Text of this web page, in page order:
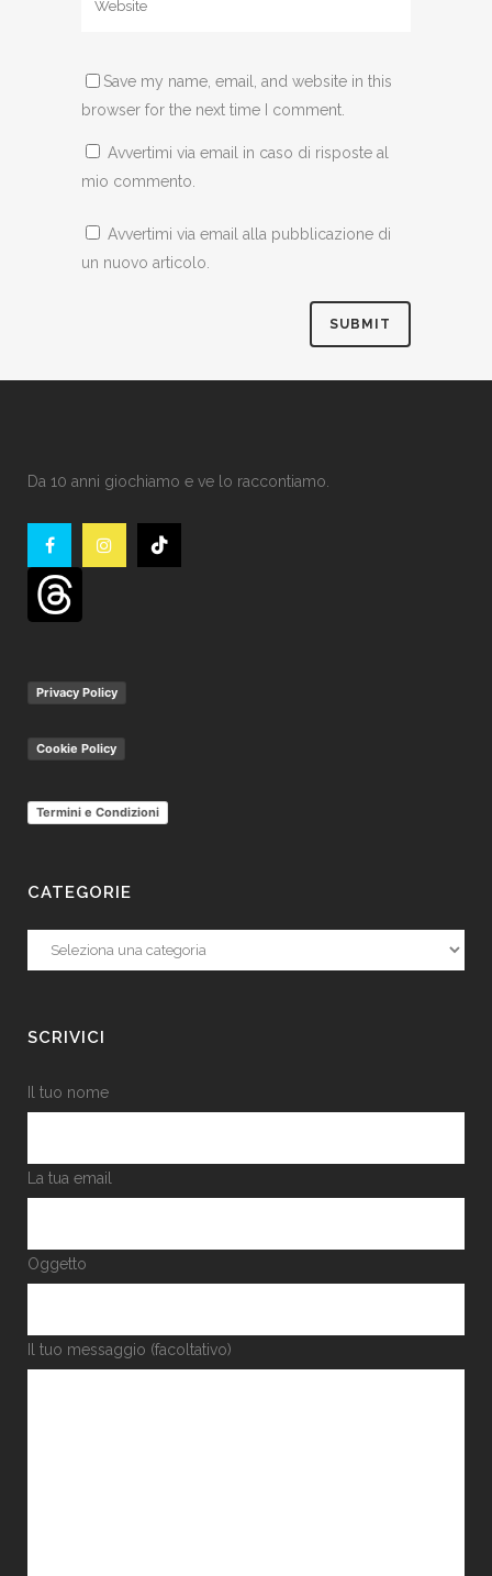
Save my name, email, and website in this
browser for the next time I comment.
Avvertimi via email in caso di risposte al
mio commento.
Avvertimi via email alla pubblicazione di
un nuovo articolo.
Da 10 anni giochiamo e ve lo raccontiamo.
Privacy Policy
Cookie Policy
Termini e Condizioni
CATEGORIE
Categorie
SCRIVICI
Il tuo nome
La tua email
Oggetto
Il tuo messaggio (facoltativo)